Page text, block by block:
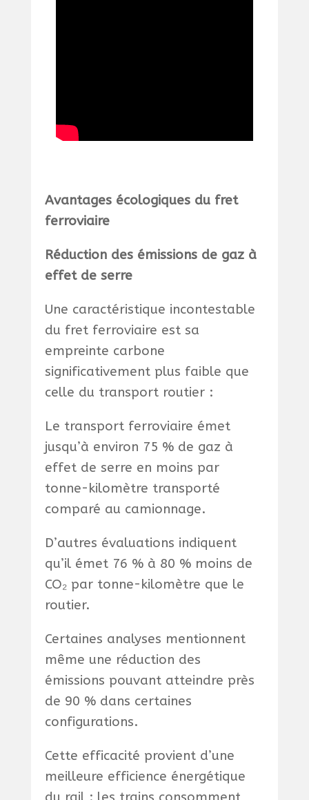
Avantages écologiques du fret
ferroviaire
Réduction des émissions de gaz à
effet de serre
Une caractéristique incontestable
du fret ferroviaire est sa
empreinte carbone
significativement plus faible que
celle du transport routier :
Le transport ferroviaire émet
jusqu’à environ 75 % de gaz à
effet de serre en moins par
tonne-kilomètre transporté
comparé au camionnage.
D’autres évaluations indiquent
qu’il émet 76 % à 80 % moins de
CO₂ par tonne-kilomètre que le
routier.
Certaines analyses mentionnent
même une réduction des
émissions pouvant atteindre près
de 90 % dans certaines
configurations.
Cette efficacité provient d’une
meilleure efficience énergétique